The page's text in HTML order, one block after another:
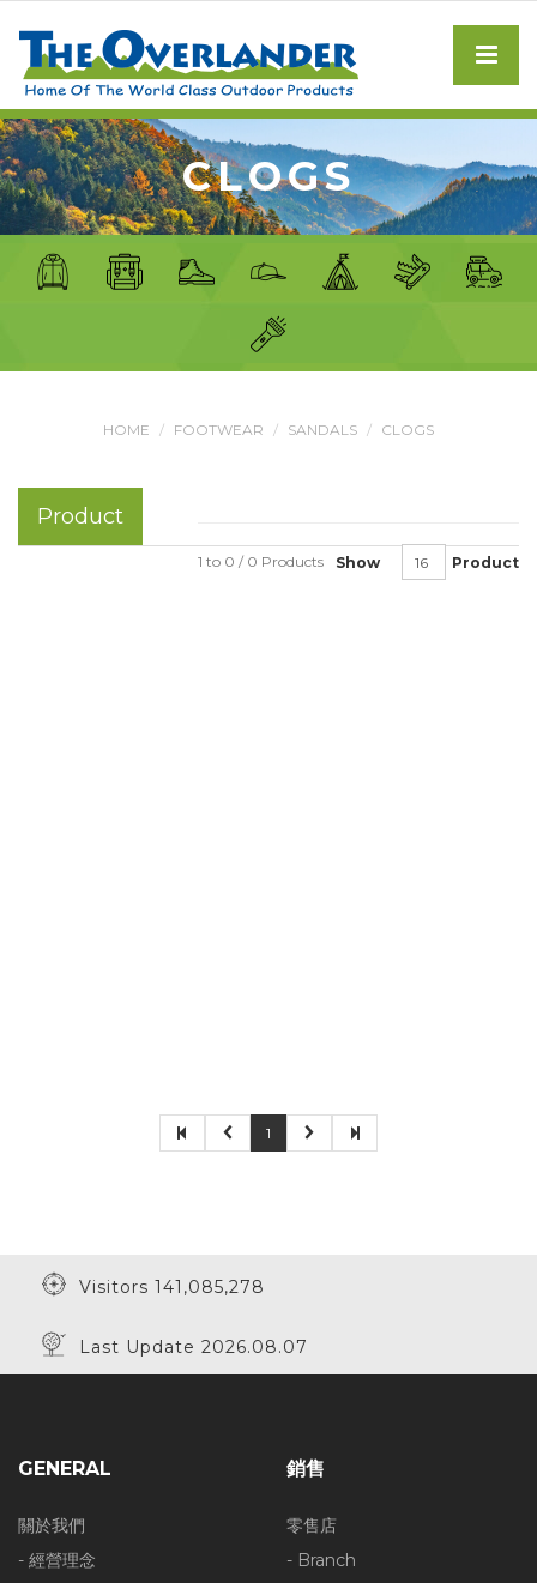
CLOGS
HOME FOOTWEAR SANDALS CLOGS
Product
Show Product
1 to 0 / 0 Products
1
Visitors 141,085,278
Last Update 2026.08.07
GENERAL
關於我們
- 經營理念
銷售
零售店
- Branch